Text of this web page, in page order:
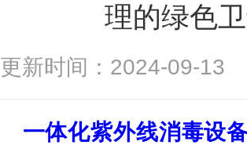
理的绿色
更新时间：2024-09-
一体化紫外线消毒设